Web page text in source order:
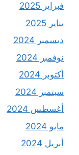
فبراير 2025
يناير 2025
ديسمبر 2024
نوفمبر 2024
أكتوبر 2024
سبتمبر 2024
أغسطس 2024
مايو 2024
أبريل 2024